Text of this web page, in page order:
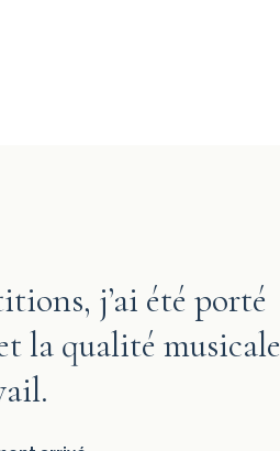
j’ai été porté
la qualité musicale